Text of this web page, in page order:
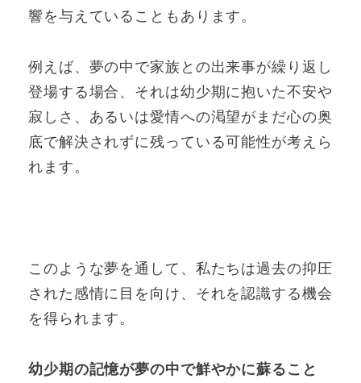
響を与えていることもあります。
例えば、夢の中で家族との出来事が繰り返し
登場する場合、それは幼少期に抱いた不安や
寂しさ、あるいは愛情への渇望がまだ心の奥
底で解決されずに残っている可能性が考えら
れます。
このような夢を通して、私たちは過去の抑圧
された感情に目を向け、それを認識する機会
を得られます。
幼少期の記憶が夢の中で鮮やかに蘇ること